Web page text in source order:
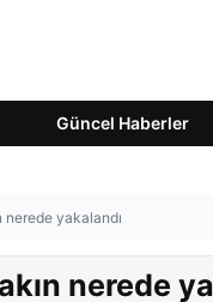
Güncel Haberler
nerede yakalandı
nerede